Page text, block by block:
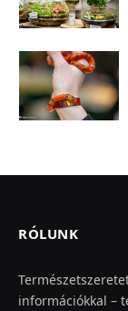
RÓLUNK
információkkal –